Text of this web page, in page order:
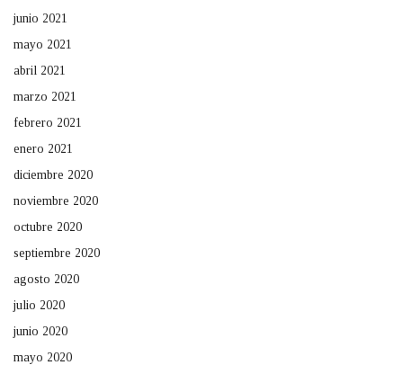
junio 2021
mayo 2021
abril 2021
marzo 2021
febrero 2021
enero 2021
diciembre 2020
noviembre 2020
octubre 2020
septiembre 2020
agosto 2020
julio 2020
junio 2020
mayo 2020